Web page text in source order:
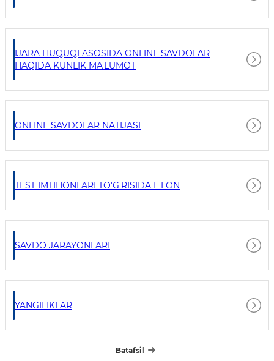
IJARA HUQUQI ASOSIDA ONLINE SAVDOLAR
HAQIDA KUNLIK MA'LUMOT
ONLINE SAVDOLAR NATIJASI
TEST IMTIHONLARI TO'G'RISIDA E'LON
SAVDO JARAYONLARI
YANGILIKLAR
Batafsil